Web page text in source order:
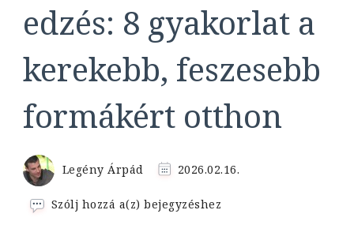
edzés: 8 gyakorlat a
kerekebb, feszesebb
formákért otthon
Legény Árpád 2026.02.16.
Szólj hozzá a(z)Comb
bejegyzéshez